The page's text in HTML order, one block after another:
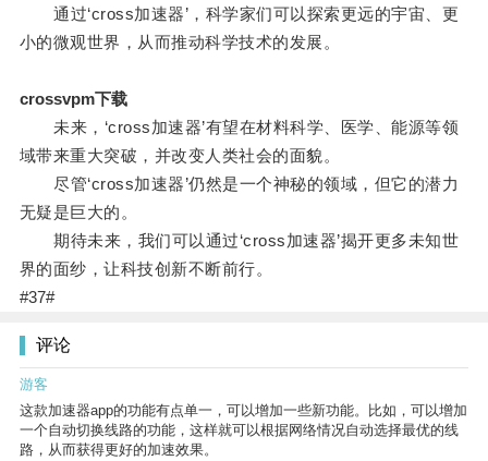
通过‘cross加速器’，科学家们可以探索更远的宇宙、更
小的微观世界，从而推动科学技术的发展。
crossvpm下载
未来，‘cross加速器’有望在材料科学、医学、能源等领
域带来重大突破，并改变人类社会的面貌。
尽管‘cross加速器’仍然是一个神秘的领域，但它的潜力
无疑是巨大的。
期待未来，我们可以通过‘cross加速器’揭开更多未知世
界的面纱，让科技创新不断前行。
#37#
评论
游客
这款加速器app的功能有点单一，可以增加一些新功能。比如，可以增加
一个自动切换线路的功能，这样就可以根据网络情况自动选择最优的线
路，从而获得更好的加速效果。